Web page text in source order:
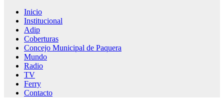
Inicio
Institucional
Adip
Coberturas
Concejo Municipal de Paquera
Mundo
Radio
TV
Ferry
Contacto